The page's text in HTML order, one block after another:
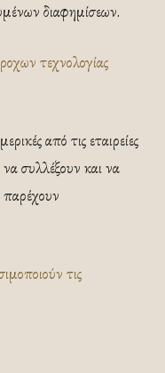
διαφημίσεων.
τεχνολογίας
από τις εταιρείες
να συλλέξουν και να
παρέχουν
τις